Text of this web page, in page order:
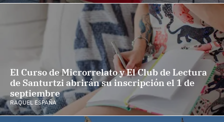
El Curso de Microrrelato y El Club de Lectura
de Santurtzi abrirán su inscripción el 1 de
septiembre
RAQUEL ESPAÑA